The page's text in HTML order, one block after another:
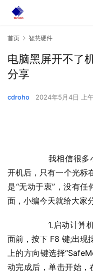
首页 智慧硬件
电脑黑屏开不了
分享
cdroho 2024年5月4日 上
开机后，只有一个光标
是“无动于衷”，没有
面，小编今天就给大家
面前，按下 F8 键;出现
上的方向键选择
动完成后，单击开始